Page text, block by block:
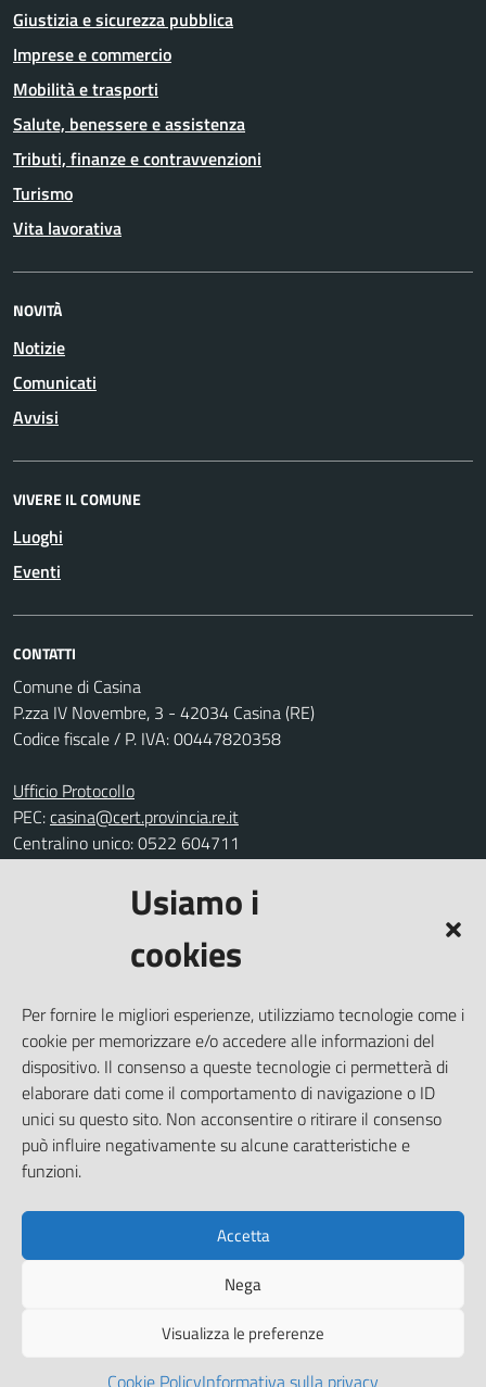
Usiamo i
cookies
Per fornire le migliori esperienze, utilizziamo tecnologie come i
cookie per memorizzare e/o accedere alle informazioni del
dispositivo. Il consenso a queste tecnologie ci permetterà di
elaborare dati come il comportamento di navigazione o ID
unici su questo sito. Non acconsentire o ritirare il consenso
può influire negativamente su alcune caratteristiche e
funzioni.
Accetta
Nega
Visualizza le preferenze
Cookie PolicyInformativa sulla privacy
Giustizia e sicurezza pubblica
Imprese e commercio
Mobilità e trasporti
Salute, benessere e assistenza
Tributi, finanze e contravvenzioni
Turismo
Vita lavorativa
NOVITÀ
Notizie
Comunicati
Avvisi
VIVERE IL COMUNE
Luoghi
Eventi
CONTATTI
Comune di Casina
P.zza IV Novembre, 3 - 42034 Casina (RE)
Codice fiscale / P. IVA: 00447820358
Ufficio Protocollo
PEC:casina@cert.provincia.re.it
Centralino unico: 0522 604711
Segnalazione disservizio
Amministrazione trasparente
Informativa privacy
Note legali
Dichiarazione di accessibilità
Piano di miglioramento del sito
SEGUICI SU